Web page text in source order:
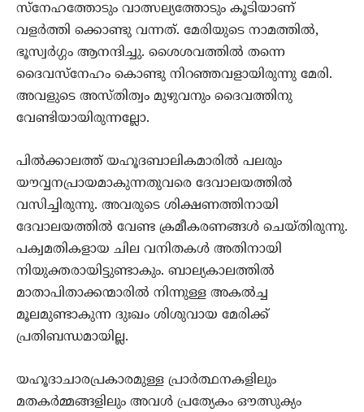
സ്‌നേഹത്തോടും വാത്സല്യത്തോടും കൂടിയാണ്
വളര്‍ത്തി ക്കൊണ്ടു വന്നത്. മേരിയുടെ നാമത്തില്‍,
ഭൂസ്വര്‍ഗ്ഗം ആനന്ദിച്ചു. ശൈശവത്തില്‍ തന്നെ
ദൈവസ്‌നേഹം കൊണ്ടു നിറഞ്ഞവളായിരുന്നു മേരി.
അവളുടെ അസ്തിത്വം മുഴുവനും ദൈവത്തിനു
വേണ്ടിയായിരുന്നല്ലോ.
പില്‍ക്കാലത്ത് യഹൂദബാലികമാരില്‍ പലരും
യൗവ്വനപ്രായമാകുന്നതുവരെ ദേവാലയത്തില്‍
വസിച്ചിരുന്നു. അവരുടെ ശിക്ഷണത്തിനായി
ദേവാലയത്തില്‍ വേണ്ട ക്രമീകരണങ്ങള്‍ ചെയ്തിരുന്നു.
പക്വമതികളായ ചില വനിതകള്‍ അതിനായി
നിയുക്തരായിട്ടുണ്ടാകും. ബാല്യകാലത്തില്‍
മാതാപിതാക്കന്മാരില്‍ നിന്നുള്ള അകല്‍ച്ച
മൂലമുണ്ടാകുന്ന ദുഃഖം ശിശുവായ മേരിക്ക്
പ്രതിബന്ധമായില്ല.
യഹൂദാചാരപ്രകാരമുള്ള പ്രാര്‍ത്ഥനകളിലും
മതകര്‍മ്മങ്ങളിലും അവള്‍ പ്രത്യേകം ഔത്സുക്യം